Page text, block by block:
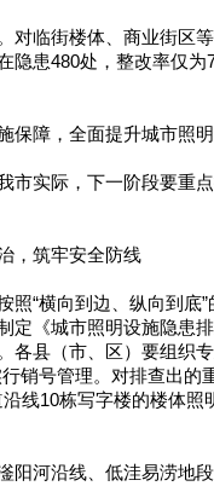
对临街楼体、商业街区
隐患480处，整改率仅
保障，全面提升城市照
市实际，下一阶段要重
，筑牢安全防线
照“横向到边、纵向到
定《城市照明设施隐患
各县（市、区）要组织
销号管理。对排查出
线10栋写字楼的楼体
阳河沿线、低洼易涝地